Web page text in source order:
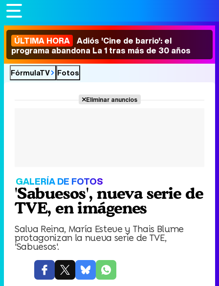
ÚLTIMA HORA Adiós 'Cine de barrio': el
programa abandona La 1 tras más de 30 años
FórmulaTV Fotos
Eliminar anuncios
GALERÍA DE FOTOS
'Sabuesos', nueva serie de
TVE, en imágenes
Salva Reina, María Esteve y Thais Blume
protagonizan la nueva serie de TVE,
'Sabuesos'.